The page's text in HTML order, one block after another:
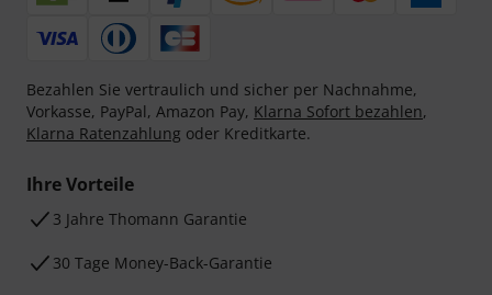
Bezahlen Sie vertraulich und sicher per Nachnahme,
Vorkasse, PayPal, Amazon Pay, Klarna Sofort bezahlen,
Klarna Ratenzahlung oder Kreditkarte.
Ihre Vorteile
3 Jahre Thomann Garantie
30 Tage Money-Back-Garantie